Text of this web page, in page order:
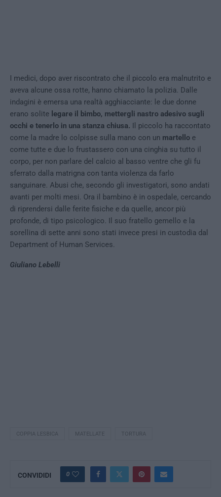
I medici, dopo aver riscontrato che il piccolo era malnutrito e
aveva alcune ossa rotte, hanno chiamato la polizia. Dalle
indagini è emersa una realtà agghiacciante: le due donne
erano solite legare il bimbo, mettergli nastro adesivo sugli
occhi e tenerlo in una stanza chiusa. Il piccolo ha raccontato
come la madre lo colpisse sulla mano con un martello e
come tutte e due lo frustassero con una cinghia su tutto il
corpo, per non parlare del calcio al basso ventre che gli fu
sferrato dalla matrigna con tanta violenza da farlo
sanguinare. Abusi che, secondo gli investigatori, sono andati
avanti per molti mesi. Ora il bambino è in ospedale, cercando
di riprendersi dalle ferite fisiche e da quelle, ancor più
profonde, di tipo psicologico. Il suo fratello gemello e la
sorellina di sette anni sono stati invece presi in custodia dal
Department of Human Services.
Giuliano Lebelli
COPPIA LESBICA MATELLATE TORTURA
CONVIDIDI 0